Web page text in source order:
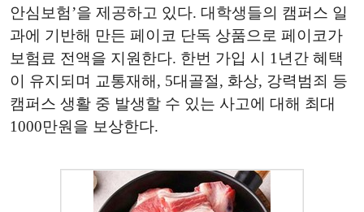
안심보험’을 제공하고 있다. 대학생들의 캠퍼스 일
과에 기반해 만든 페이코 단독 상품으로 페이코가
보험료 전액을 지원한다. 한번 가입 시 1년간 혜택
이 유지되며 교통재해, 5대골절, 화상, 강력범죄 등
캠퍼스 생활 중 발생할 수 있는 사고에 대해 최대
1000만원을 보상한다.